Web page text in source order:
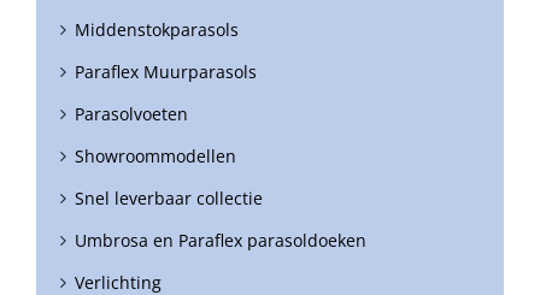
Middenstokparasols
Paraflex Muurparasols
Parasolvoeten
Showroommodellen
Snel leverbaar collectie
Umbrosa en Paraflex parasoldoeken
Verlichting